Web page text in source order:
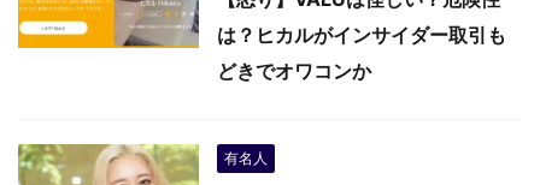
は？ヒカルがインサイダー取引も
どきでオワコンか
有名人